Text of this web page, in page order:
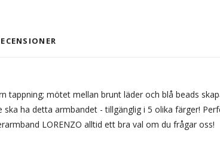
tappning; mötet mellan brunt läder och blå beads
ha detta armbandet - tillgänglig i 5 olika färger!
LORENZO alltid ett bra val om du frågar oss!